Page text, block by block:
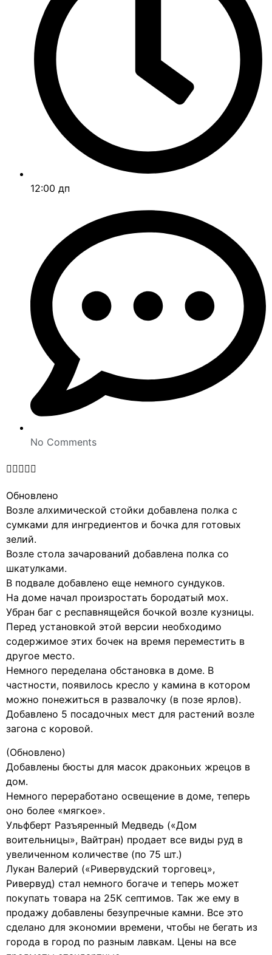
12:00 дп
No Comments

Обновлено
Возле алхимической стойки добавлена полка с
сумками для ингредиентов и бочка для готовых
зелий.
Возле стола зачарований добавлена полка со
шкатулками.
В подвале добавлено еще немного сундуков.
На доме начал произростать бородатый мох.
Убран баг с респавнящейся бочкой возле кузницы.
Перед установкой этой версии необходимо
содержимое этих бочек на время переместить в
другое место.
Немного переделана обстановка в доме. В
частности, появилось кресло у камина в котором
можно понежиться в развалочку (в позе ярлов).
Добавлено 5 посадочных мест для растений возле
загона с коровой.
(Обновлено)
Добавлены бюсты для масок драконьих жрецов в
дом.
Немного переработано освещение в доме, теперь
оно более «мягкое».
Ульфберт Разъяренный Медведь («Дом
воительницы», Вайтран) продает все виды руд в
увеличенном количестве (по 75 шт.)
Лукан Валерий («Ривервудский торговец»,
Ривервуд) стал немного богаче и теперь может
покупать товара на 25К септимов. Так же ему в
продажу добавлены безупречные камни. Все это
сделано для экономии времени, чтобы не бегать из
города в город по разным лавкам. Цены на все